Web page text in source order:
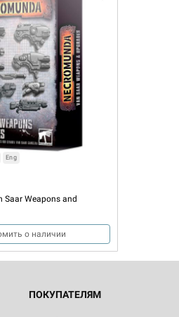
12+
Aeronautica Imperialis:
Asuryani Dice Set
1 875 ₽
Уведомить о наличии
Eng
Saar Weapons and
о наличии
ПОКУПАТЕЛЯМ